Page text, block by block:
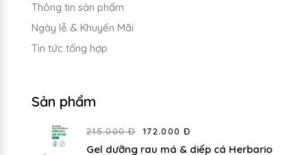
Thông tin sản phẩm
Ngày lễ & Khuyến Mãi
Tin tức tổng hợp
Sản phẩm
215.000 Đ 172.000 Đ
Gel dưỡng rau má & diếp cá Herbario